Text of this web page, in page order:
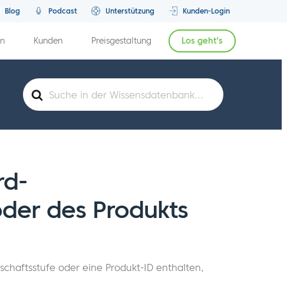
Blog Podcast Unterstützung Kunden-Login
Kunden Preisgestaltung Los geht's
Suche
nach
des Produkts
oder eine Produkt-ID enthalten,